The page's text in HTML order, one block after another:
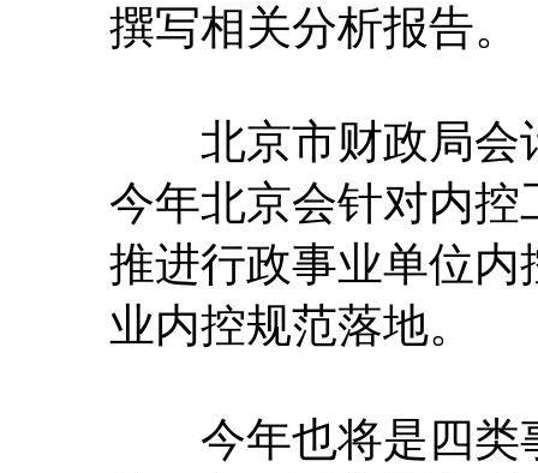
撰写相关分析报告。
北京市财政局会
今年北京会针对内
推进行政事业单位
业内控规范落地。
今年也将是四类